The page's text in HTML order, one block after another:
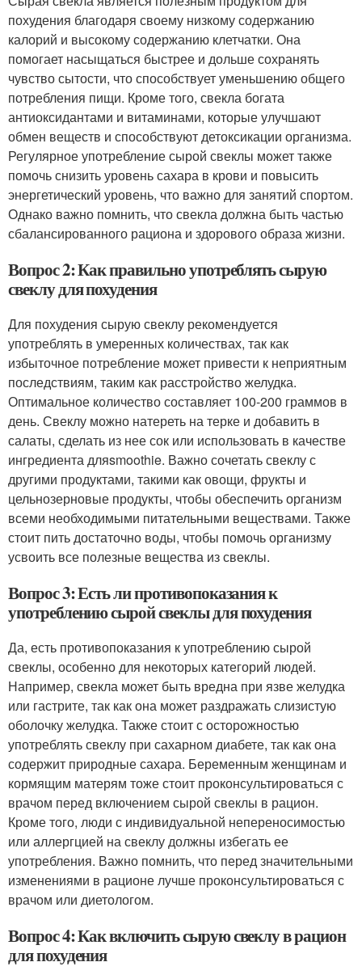
похудения благодаря своему низкому содержанию
калорий и высокому содержанию клетчатки. Она
помогает насыщаться быстрее и дольше сохранять
чувство сытости, что способствует уменьшению общего
потребления пищи. Кроме того, свекла богата
антиоксидантами и витаминами, которые улучшают
обмен веществ и способствуют детоксикации организма.
Регулярное употребление сырой свеклы может также
помочь снизить уровень сахара в крови и повысить
энергетический уровень, что важно для занятий спортом.
Однако важно помнить, что свекла должна быть частью
сбалансированного рациона и здорового образа жизни.
Вопрос 2: Как правильно употреблять сырую
свеклу для похудения
Для похудения сырую свеклу рекомендуется
употреблять в умеренных количествах, так как
избыточное потребление может привести к неприятным
последствиям, таким как расстройство желудка.
Оптимальное количество составляет 100-200 граммов в
день. Свеклу можно натереть на терке и добавить в
салаты, сделать из нее сок или использовать в качестве
ингредиента дляsmoothie. Важно сочетать свеклу с
другими продуктами, такими как овощи, фрукты и
цельнозерновые продукты, чтобы обеспечить организм
всеми необходимыми питательными веществами. Также
стоит пить достаточно воды, чтобы помочь организму
усвоить все полезные вещества из свеклы.
Вопрос 3: Есть ли противопоказания к
употреблению сырой свеклы для похудения
Да, есть противопоказания к употреблению сырой
свеклы, особенно для некоторых категорий людей.
Например, свекла может быть вредна при язве желудка
или гастрите, так как она может раздражать слизистую
оболочку желудка. Также стоит с осторожностью
употреблять свеклу при сахарном диабете, так как она
содержит природные сахара. Беременным женщинам и
кормящим матерям тоже стоит проконсультироваться с
врачом перед включением сырой свеклы в рацион.
Кроме того, люди с индивидуальной непереносимостью
или аллергцией на свеклу должны избегать ее
употребления. Важно помнить, что перед значительными
изменениями в рационе лучше проконсультироваться с
врачом или диетологом.
Вопрос 4: Как включить сырую свеклу в рацион
для похудения